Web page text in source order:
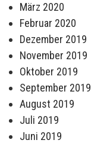
März 2020
Februar 2020
Dezember 2019
November 2019
Oktober 2019
September 2019
August 2019
Juli 2019
Juni 2019